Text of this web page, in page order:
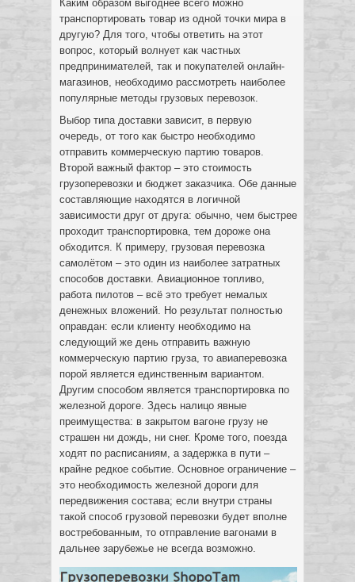
Каким образом выгоднее всего можно
транспортировать товар из одной точки мира в
другую? Для того, чтобы ответить на этот
вопрос, который волнует как частных
предпринимателей, так и покупателей онлайн-
магазинов, необходимо рассмотреть наиболее
популярные методы грузовых перевозок.
Выбор типа доставки зависит, в первую
очередь, от того как быстро необходимо
отправить коммерческую партию товаров.
Второй важный фактор – это стоимость
грузоперевозки и бюджет заказчика. Обе данные
составляющие находятся в логичной
зависимости друг от друга: обычно, чем быстрее
проходит транспортировка, тем дороже она
обходится. К примеру, грузовая перевозка
самолётом – это один из наиболее затратных
способов доставки. Авиационное топливо,
работа пилотов – всё это требует немалых
денежных вложений. Но результат полностью
оправдан: если клиенту необходимо на
следующий же день отправить важную
коммерческую партию груза, то авиаперевозка
порой является единственным вариантом.
Другим способом является транспортировка по
железной дороге. Здесь налицо явные
преимущества: в закрытом вагоне грузу не
страшен ни дождь, ни снег. Кроме того, поезда
ходят по расписаниям, а задержка в пути –
крайне редкое событие. Основное ограничение –
это необходимость железной дороги для
передвижения состава; если внутри страны
такой способ грузовой перевозки будет вполне
востребованным, то отправление вагонами в
дальнее зарубежье не всегда возможно.